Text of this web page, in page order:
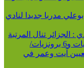
بوعلي مدربا جديدا لنادي
: الجزائر تنال المرتبة
آيت وعمر في